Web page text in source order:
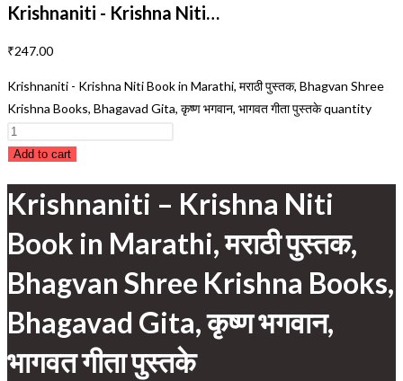
Krishnaniti - Krishna Niti…
₹247.00
Krishnaniti - Krishna Niti Book in Marathi, मराठी पुस्तक, Bhagvan Shree
Krishna Books, Bhagavad Gita, कृष्ण भगवान, भागवत गीता पुस्तके quantity
Add to cart
Krishnaniti – Krishna Niti
Book in Marathi, मराठी पुस्तक,
Bhagvan Shree Krishna Books,
Bhagavad Gita, कृष्ण भगवान,
भागवत गीता पुस्तके